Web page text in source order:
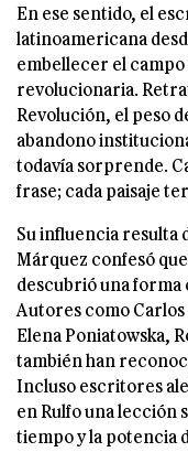
En ese sentido, el
latinoamericana
embellecer el
revolucionaria.
Revolución, el peso
abandono
todavía sorprende.
frase; cada paisaje
Su influencia resulta
Márquez confesó
descubrió una
Autores como
Elena Poniatowska,
también han
Incluso escritores
en Rulfo una lección
tiempo y la potencia